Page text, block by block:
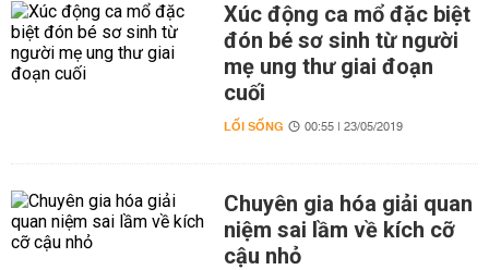
Xúc động ca mổ đặc biệt
đón bé sơ sinh từ người
mẹ ung thư giai đoạn
cuối
LỐI SỐNG 00:55 | 23/05/2019
Chuyên gia hóa giải quan
niệm sai lầm về kích cỡ
cậu nhỏ